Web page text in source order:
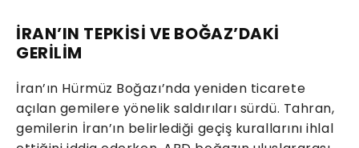
İRAN’IN TEPKİSİ VE BOĞAZ’DAKİ
GERİLİM
İran’ın Hürmüz Boğazı’nda yeniden ticarete
açılan gemilere yönelik saldırıları sürdü. Tahran,
gemilerin İran’ın belirlediği geçiş kurallarını ihlal